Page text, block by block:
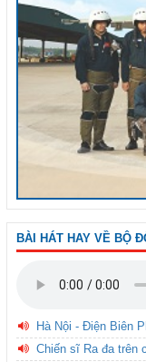
BÀI HÁT HAY VỀ BỘ
Hà Nội - Điện Biên
Chiến sĩ Ra đa trên